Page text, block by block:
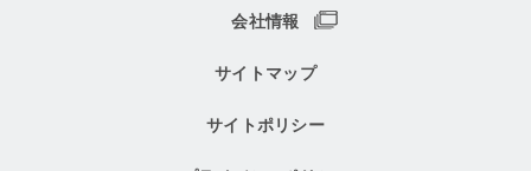
会社情報
サイトマップ
サイトポリシー